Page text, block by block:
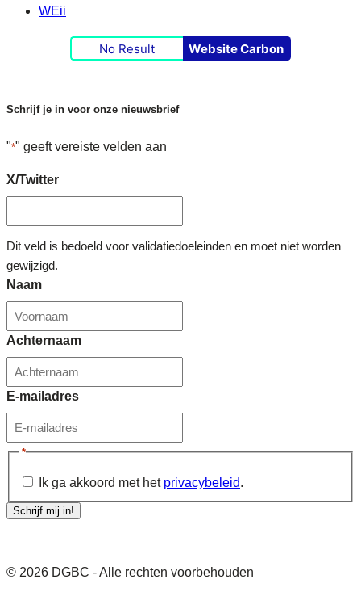
WEii
No Result Website Carbon
Schrijf je in voor onze nieuwsbrief
"*" geeft vereiste velden aan
X/Twitter
Dit veld is bedoeld voor validatiedoeleinden en moet niet worden
gewijzigd.
Naam
Achternaam
E-mailadres
*
Ik ga akkoord met het privacybeleid.
Schrijf mij in!
© 2026 DGBC - Alle rechten voorbehouden